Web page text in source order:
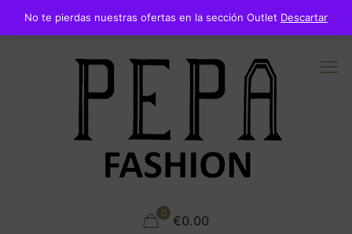
0 €0.00
No te pierdas nuestras ofertas en la sección Outlet Descartar